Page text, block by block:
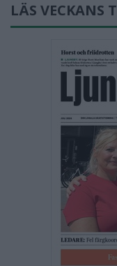
LÄS VECKANS